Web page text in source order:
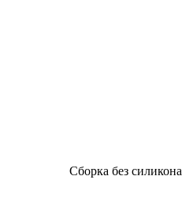
Сборка без силикона